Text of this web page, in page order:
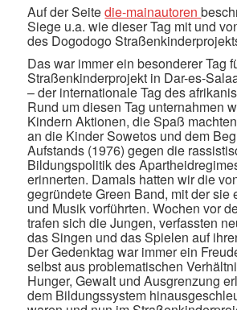
Auf der Seitedie-mainautoren
Siege u.a. wie dieser Tag mit und
des Dogodogo
Das war immer ein besonderer Tag
Straßenkinderprojekt in Dar-es-
– der internationale Tag des
Rund um diesen Tag unternahmen
Kindern Aktionen, die Spaß
an die Kinder Sowetos und dem
Aufstands (1976) gegen die
Bildungspolitik des
erinnerten. Damals hatten wir die
gegründete Green Band, mit der sie
und Musik vorführten. Wochen vor
trafen sich die Jungen, verfassten
das Singen und das Spielen auf
Der Gedenktag war immer ein
selbst aus problematischen
Hunger, Gewalt und Ausgrenzung
dem Bildungssystem